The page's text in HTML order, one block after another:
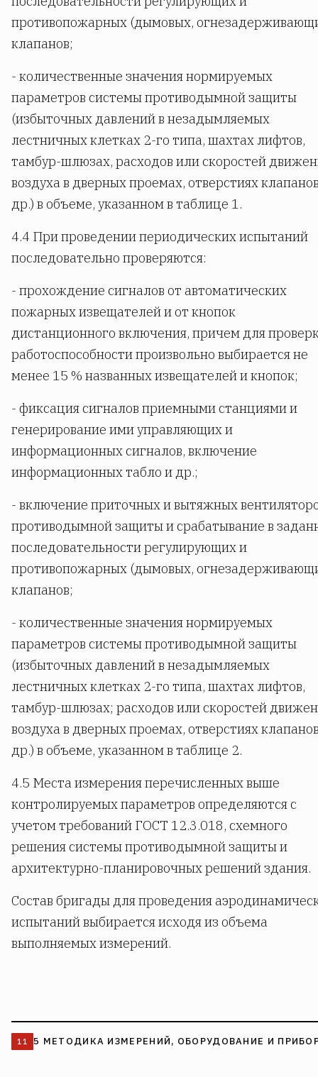
противопожарных (дымовых,
клапанов;
- количественные значения нормируемых
параметров системы противодымной защиты
(избыточных давлений в незадымляемых
лестничных клетках 2-го типа, шахтах лифтов,
тамбур-шлюзах, расходов или скоростей
воздуха в дверных проемах, отверстиях
др.) в объеме, указанном в таблице 1.
4.4 При проведении периодических испытаний
последовательно проверяются:
- прохождение сигналов от автоматических
пожарных извещателей и от кнопок
дистанционного включения, причем для
работоспособности произвольно выбирается не
менее 15 % названных извещателей и кнопок;
- фиксация сигналов приемными станциями и
генерирование ими управляющих и
информационных сигналов, включение
информационных табло и др.;
- включение приточных и вытяжных
противодымной защиты и срабатывание в
последовательности регулирующих и
противопожарных (дымовых,
клапанов;
- количественные значения нормируемых
параметров системы противодымной защиты
(избыточных давлений в незадымляемых
лестничных клетках 2-го типа, шахтах лифтов,
тамбур-шлюзах; расходов или скоростей
воздуха в дверных проемах, отверстиях
др.) в объеме, указанном в таблице 2.
4.5 Места измерения перечисленных выше
контролируемых параметров определяются с
учетом требований ГОСТ 12.3.018, схемного
решения системы противодымной защиты и
архитектурно-планировочных решений здания.
Состав бригады для проведения
испытаний выбирается исходя из объема
выполняемых измерений.
5 МЕТОДИКА ИЗМЕРЕНИЙ, ОБОРУДОВАНИЕ И